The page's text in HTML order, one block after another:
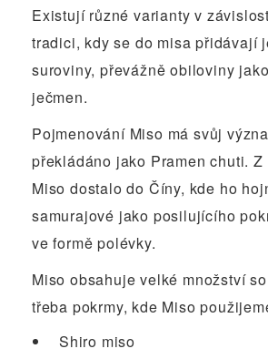
Existují různé varianty v
tradici, kdy se do misa přidávají
suroviny, převážně obiloviny
ječmen.
Pojmenování Miso má svůj
překládáno jako Pramen chuti.
Miso dostalo do Číny, kde ho
samurajové jako posilujícího
ve formě polévky.
Miso obsahuje velké množství
třeba pokrmy, kde Miso
Shiro miso